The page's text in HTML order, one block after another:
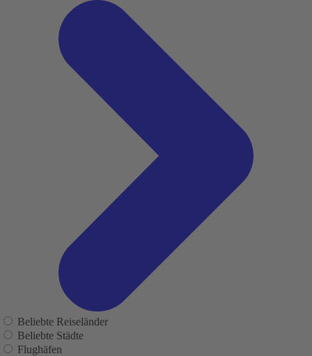
Beliebte Reiseländer
Beliebte Städte
Flughäfen